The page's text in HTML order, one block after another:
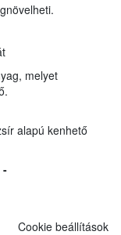
melyet
alapú kenhető
-
Cookie beállítások